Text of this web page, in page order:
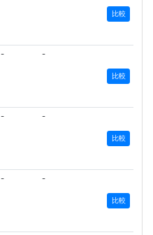
比較
- -
比較
- -
比較
- -
比較